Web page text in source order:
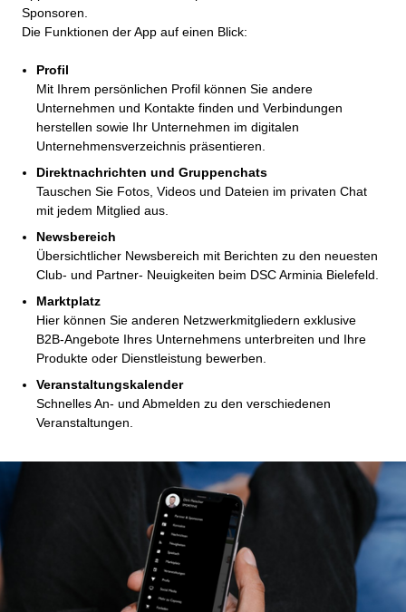
Sponsoren.
Die Funktionen der App auf einen Blick:
Profil
Mit Ihrem persönlichen Profil können Sie andere
Unternehmen und Kontakte finden und Verbindungen
herstellen sowie Ihr Unternehmen im digitalen
Unternehmensverzeichnis präsentieren.
Direktnachrichten und Gruppenchats
Tauschen Sie Fotos, Videos und Dateien im privaten Chat
mit jedem Mitglied aus.
Newsbereich
Übersichtlicher Newsbereich mit Berichten zu den neuesten
Club- und Partner- Neuigkeiten beim DSC Arminia Bielefeld.
Marktplatz
Hier können Sie anderen Netzwerkmitgliedern exklusive
B2B-Angebote Ihres Unternehmens unterbreiten und Ihre
Produkte oder Dienstleistung bewerben.
Veranstaltungskalender
Schnelles An- und Abmelden zu den verschiedenen
Veranstaltungen.